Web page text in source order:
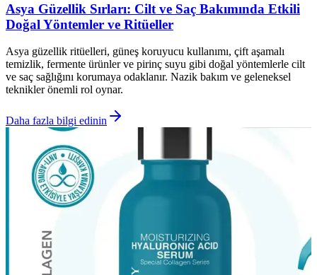
Asya Güzellik Sırları: Cilt ve Saç Bakımında Etkili
Doğal Yöntemler ve Ritüeller
Asya güzellik ritüelleri, güneş koruyucu kullanımı, çift aşamalı
temizlik, fermente ürünler ve pirinç suyu gibi doğal yöntemlerle cilt
ve saç sağlığını korumaya odaklanır. Nazik bakım ve geleneksel
teknikler önemli rol oynar.
Daha fazla bilgi edinin